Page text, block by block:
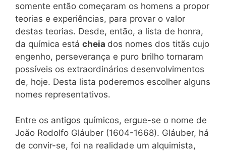
somente então começaram os homens a propor
teorias e experiências, para provar o valor
destas teorias. Desde, então, a lista de honra,
da química está cheia dos nomes dos titãs cujo
engenho, perseverança e puro brilho tornaram
possíveis os extraordinários desenvolvimentos
de, hoje. Desta lista poderemos escolher alguns
nomes representativos.
Entre os antigos químicos, ergue-se o nome de
João Rodolfo Gláuber (1604-1668). Gláuber, há
de convir-se, foi na realidade um alquimista,